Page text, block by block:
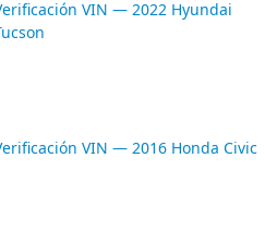
VIN — 2022 Hyundai
VIN — 2016 Honda Civic